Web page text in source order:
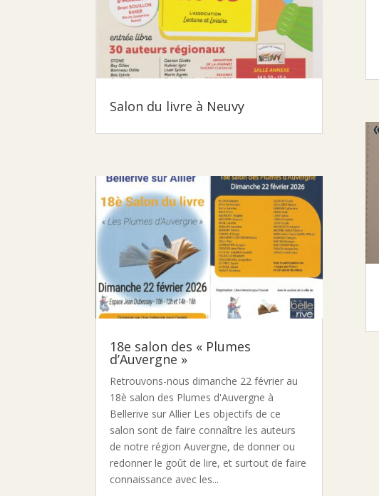
Salon du livre à Neuvy
18e salon des « Plumes
d’Auvergne »
Retrouvons-nous dimanche 22 février au
18è salon des Plumes d'Auvergne à
Bellerive sur Allier Les objectifs de ce
salon sont de faire connaître les auteurs
de notre région Auvergne, de donner ou
redonner le goût de lire, et surtout de faire
connaissance avec les...